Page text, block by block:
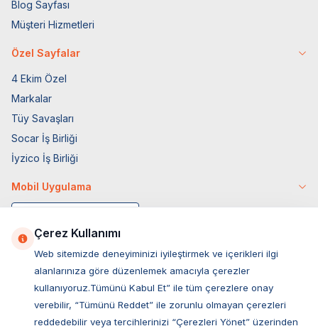
Blog Sayfası
Müşteri Hizmetleri
Özel Sayfalar
4 Ekim Özel
Markalar
Tüy Savaşları
Socar İş Birliği
İyzico İş Birliği
Mobil Uygulama
Çerez Kullanımı
Web sitemizde deneyiminizi iyileştirmek ve içerikleri ilgi
alanlarınıza göre düzenlemek amacıyla çerezler
kullanıyoruz.Tümünü Kabul Et” ile tüm çerezlere onay
verebilir, “Tümünü Reddet” ile zorunlu olmayan çerezleri
reddedebilir veya tercihlerinizi “Çerezleri Yönet” üzerinden